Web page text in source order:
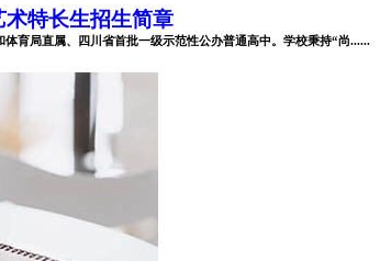
术特长生招生简章
育局直属、四川省首批一级示范性公办普通高中。学校秉持“尚......